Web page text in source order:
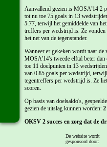
Aanvallend gezien is MOSA'14 2
tot nu toe 75 goals in 13
5.77, terwijl het gemiddelde van
treffers per wedstrijd is. Ze
het net van de tegenstander.
Wanneer er gekeken wordt naar
MOSA'14's tweede elftal beter
toe 11 doelpunten in 13
van 0.85 goals per wedstrijd,
tegentreffers per wedstrijd is. Ze
scoren.
Op basis van doelsaldo's,
gezien de uitslag kunnen worden:
OKSV 2 succes en zorg dat de
Laatste 2 wedstrijden
De website wordt
gesponsord door: